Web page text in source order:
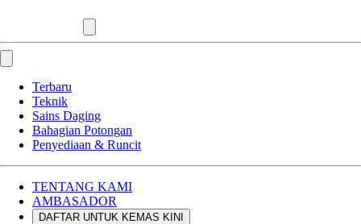
Terbaru
Teknik
Sains Daging
Bahagian Potongan
Penyediaan & Runcit
TENTANG KAMI
AMBASADOR
DAFTAR UNTUK KEMAS KINI